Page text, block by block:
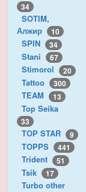
34
SOTIM,
Алжир
10
SPIN 34
Stani 67
Stimorol 20
Tattoo 300
TEAM 13
Top Seika
33
TOP STAR 9
TOPPS 441
Trident 51
Tsik 17
Turbo other